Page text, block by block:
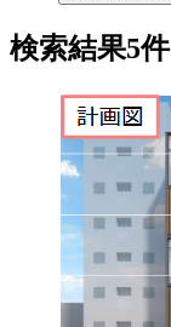
検索結果5件